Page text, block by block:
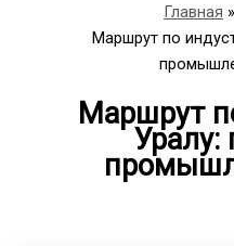
Главная
Маршрут по
Маршрут
Уралу: